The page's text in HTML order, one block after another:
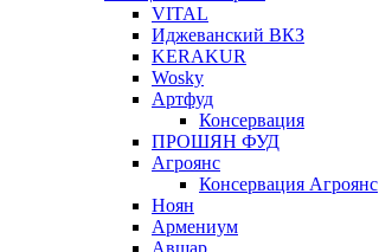
VITAL
Иджеванский ВКЗ
KERAKUR
Wosky
Артфуд
Консервация
ПРОШЯН ФУД
Агроянс
Консервация Агроянс
Ноян
Армениум
Авшар